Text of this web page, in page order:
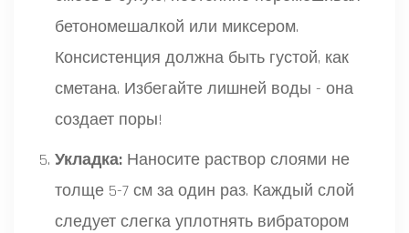
бетономешалкой или миксером.
Консистенция должна быть густой, как
сметана. Избегайте лишней воды - она
создает поры!
Укладка: Наносите раствор слоями не
толще 5-7 см за один раз. Каждый слой
следует слегка уплотнять вибратором